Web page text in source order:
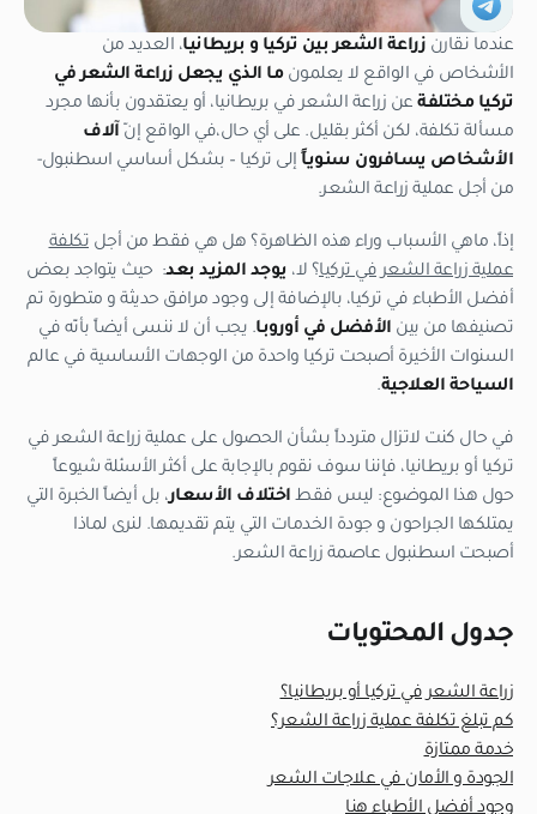
عندما نقارن زراعة الشعر بين تركيا و بريطانيا، العديد من
الأشخاص في الواقع لا يعلمونما الذي يجعل زراعة الشعر في
تركيا مختلفة عن زراعة الشعر في بريطانيا، أو يعتقدون بأنها مجرد
مسألة تكلفة، لكن أكثر بقليل. على أي حال،في الواقع إنّ آلاف
الأشخاص يسافرون سنوياً إلى تركيا – بشكل أساسي اسطنبول-
من أجل عملية زراعة الشعر.
إذاً، ماهي الأسباب وراء هذه الظاهرة؟ هل هي فقط من أجل تكلفة
عملية زراعة الشعر في تركيا؟ لا، يوجد المزيد بعد: حيث يتواجد بعض
أفضل الأطباء في تركيا، بالإضافة إلى وجود مرافق حديثة و متطورة تم
تصنيفها من بين الأفضل في أوروبا. يجب أن لا ننسى أيضاً بأنّه في
السنوات الأخيرة أصبحت تركيا واحدة من الوجهات الأساسية في عالم
السياحة العلاجية.
في حال كنت لاتزال متردداً بشأن الحصول على عملية زراعة الشعر في
تركيا أو بريطانيا، فإننا سوف نقوم بالإجابة على أكثر الأسئلة شيوعاً
حول هذا الموضوع: ليس فقط اختلاف الأسعار، بل أيضاً الخبرة التي
يمتلكها الجراحون و جودة الخدمات التي يتم تقديمها. لنرى لماذا
أصبحت اسطنبول عاصمة زراعة الشعر.
جدول المحتويات
زراعة الشعر في تركيا أو بريطانيا؟
كم تبلغ تكلفة عملية زراعة الشعر؟
خدمة ممتازة
الجودة و الأمان في علاجات الشعر
وجود أفضل الأطباء هنا